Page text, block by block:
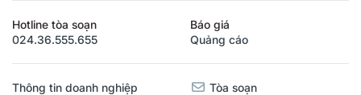
Hotline tòa soạn
024.36.555.655
Báo giá
Quảng cáo
Thông tin doanh nghiệp Tòa soạn